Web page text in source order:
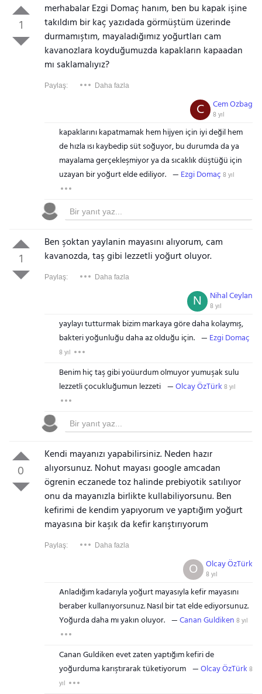
1
merhabalar Ezgi Domaç hanım, ben bu kapak işine
takıldım bir kaç yazıdada görmüştüm üzerinde
durmamıştım, mayaladığımız yoğurtları cam
kavanozlara koyduğumuzda kapakların kapaadan
mı saklamalıyız?
Paylaş: Daha fazla
Cem Ozbag
8 yıl
C
kapaklarını kapatmamak hem hijyen için iyi değil hem
de hızla ısı kaybedip süt soğuyor, bu durumda da ya
mayalama gerçekleşmiyor ya da sıcaklık düştüğü için
uzayan bir yoğurt elde ediliyor.
Ezgi Domaç 8 yıl
1
Ben şoktan yaylanin mayasını alıyorum, cam
kavanozda, taş gibi lezzetli yoğurt oluyor.
Paylaş: Daha fazla
Nihal Ceylan
8 yıl
N
yaylayı tutturmak bizim markaya göre daha kolaymış,
bakteri yoğunluğu daha az olduğu için.
Ezgi Domaç
8 yıl
Benim hiç taş gibi yoüurdum olmuyor yumuşak sulu
lezzetli çocukluğumun lezzeti
Olcay ÖzTürk 8 yıl
0
Kendi mayanızı yapabilirsiniz. Neden hazır
alıyorsunuz. Nohut mayası google amcadan
ögrenin eczanede toz halinde prebiyotik satılıyor
onu da mayanızla birlikte kullabiliyorsunu. Ben
kefirimi de kendim yapıyorum ve yaptığım yoğurt
mayasına bir kaşık da kefir karıştırıyorum
Paylaş: Daha fazla
Olcay ÖzTürk
8 yıl
O
Anladığım kadarıyla yoğurt mayasıyla kefir mayasını
beraber kullanıyorsunuz. Nasıl bir tat elde ediyorsunuz.
Yoğurda daha mı yakın oluyor.
Canan Guldiken 8 yıl
Canan Guldiken evet zaten yaptığım kefiri de
yoğurduma karıştırarak tüketiyorum
Olcay ÖzTürk 8
yıl